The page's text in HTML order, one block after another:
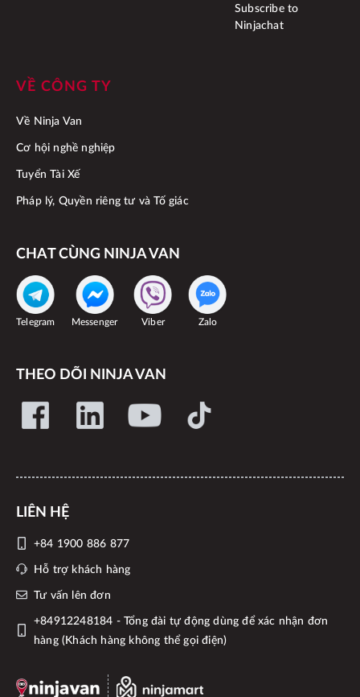
Subscribe to
Ninjachat
VỀ CÔNG TY
Về Ninja Van
Cơ hội nghề nghiệp
Tuyển Tài Xế
Pháp lý, Quyền riêng tư và Tố giác
CHAT CÙNG NINJA VAN
Telegram Messenger Viber Zalo
THEO DÕI NINJA VAN
LIÊN HỆ
+84 1900 886 877
Hỗ trợ khách hàng
Tư vấn lên đơn
+84912248184 - Tổng đài tự động dùng để xác nhận đơn
hàng (Khách hàng không thể gọi điện)